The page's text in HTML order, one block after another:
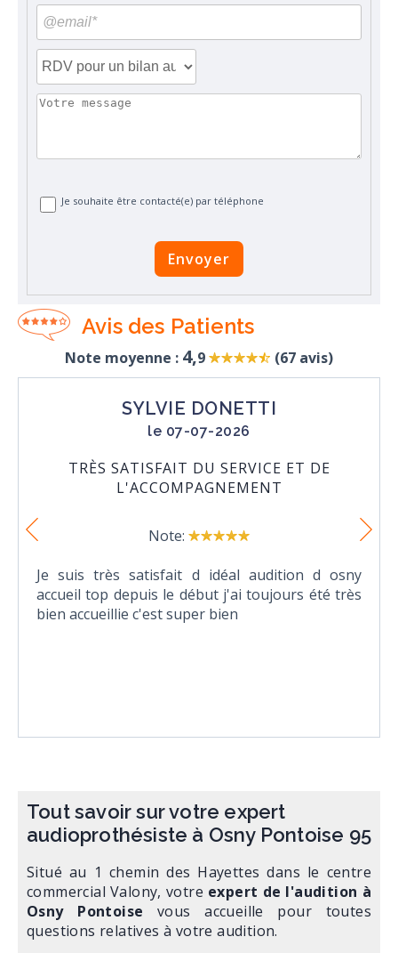
Je souhaite être contacté(e) par téléphone
Envoyer
Avis des Patients
Note moyenne : 4,9 (67 avis)
SYLVIE DONETTI
le 07-07-2026
TRÈS SATISFAIT DU SERVICE ET DE
L'ACCOMPAGNEMENT
Note:
Je suis très satisfait d idéal audition d osny
accueil top depuis le début j'ai toujours été très
bien accueillie c'est super bien
Tout savoir sur votre expert
audioprothésiste à Osny Pontoise 95
Situé au 1 chemin des Hayettes dans le centre
commercial Valony, votre expert de l'audition à
Osny Pontoise vous accueille pour toutes
questions relatives à votre audition.